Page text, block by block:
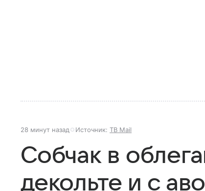
28 минут назад Источник: ТВ Mail
Собчак в
декольте и с